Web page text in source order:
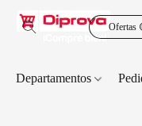
Ofertas
Departamentos